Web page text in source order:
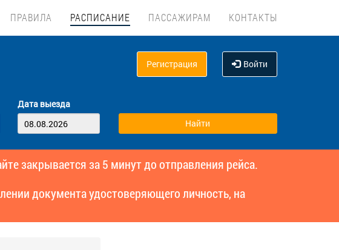
ПРАВИЛА РАСПИСАНИЕ ПАССАЖИРАМ КОНТАКТЫ
Регистрация Войти
Дата выезда
закрывается за 5 минут до отправления рейса.
документа удостоверяющего личность, на